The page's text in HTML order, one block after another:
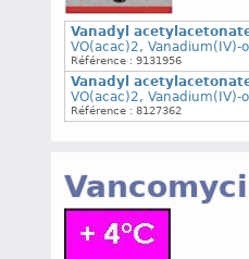
Vanadyl
VO(acac)2, Vanadium(IV)-
Référence : 9131956
Vanadyl
VO(acac)2, Vanadium(IV)-
Référence : 8127362